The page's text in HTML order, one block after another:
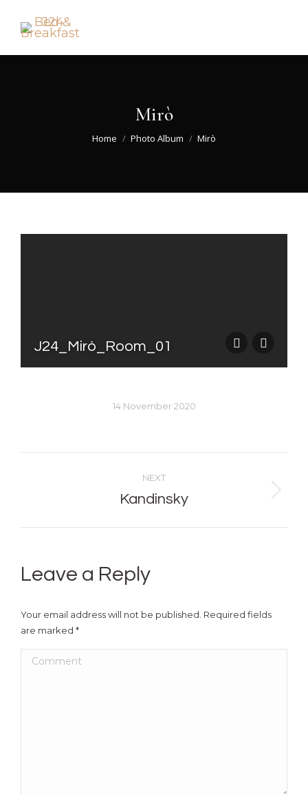
Mirò
You are here:
Home Photo Album Mirò
J24_Mirò_Room_01
14 November 2020
navigation
NEXT
Next
Kandinsky
Leave a Reply
Your email address will not be published. Required fields
are marked *
Comment